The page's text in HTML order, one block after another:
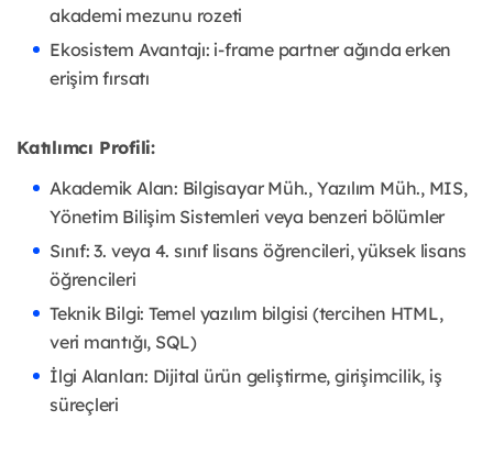
akademi mezunu rozeti
Ekosistem Avantajı: i-frame partner ağında erken
erişim fırsatı
Katılımcı Profili:
Akademik Alan: Bilgisayar Müh., Yazılım Müh., MIS,
Yönetim Bilişim Sistemleri veya benzeri bölümler
Sınıf: 3. veya 4. sınıf lisans öğrencileri, yüksek lisans
öğrencileri
Teknik Bilgi: Temel yazılım bilgisi (tercihen HTML,
veri mantığı, SQL)
İlgi Alanları: Dijital ürün geliştirme, girişimcilik, iş
süreçleri